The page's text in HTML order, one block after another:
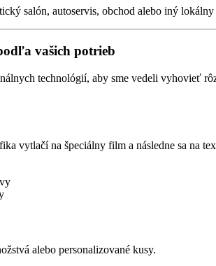
salón, autoservis, obchod alebo iný
vašich potrieb
technológií, aby sme vedeli vyhovieť
vytlačí na špeciálny film a následne sa na
alebo personalizované kusy.